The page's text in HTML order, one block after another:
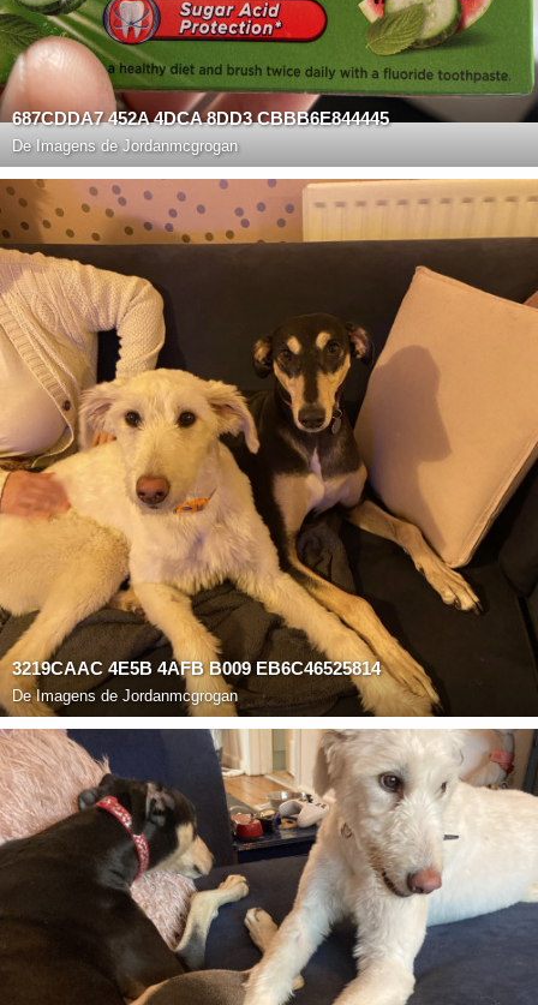
687CDDA7 452A 4DCA 8DD3 CBBB6E844445
De Imagens de Jordanmcgrogan
3219CAAC 4E5B 4AFB B009 EB6C46525814
DeImagens de Jordanmcgrogan